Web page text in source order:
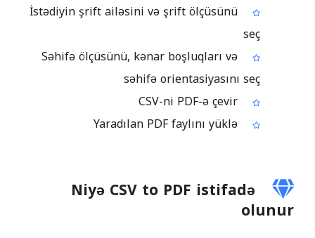
İstədiyin şrift ailəsini və şrift ölçüsünü
seç
Səhifə ölçüsünü, kənar boşluqları və
səhifə orientasiyasını seç
Niyə CSV to PDF istifadə
olunur